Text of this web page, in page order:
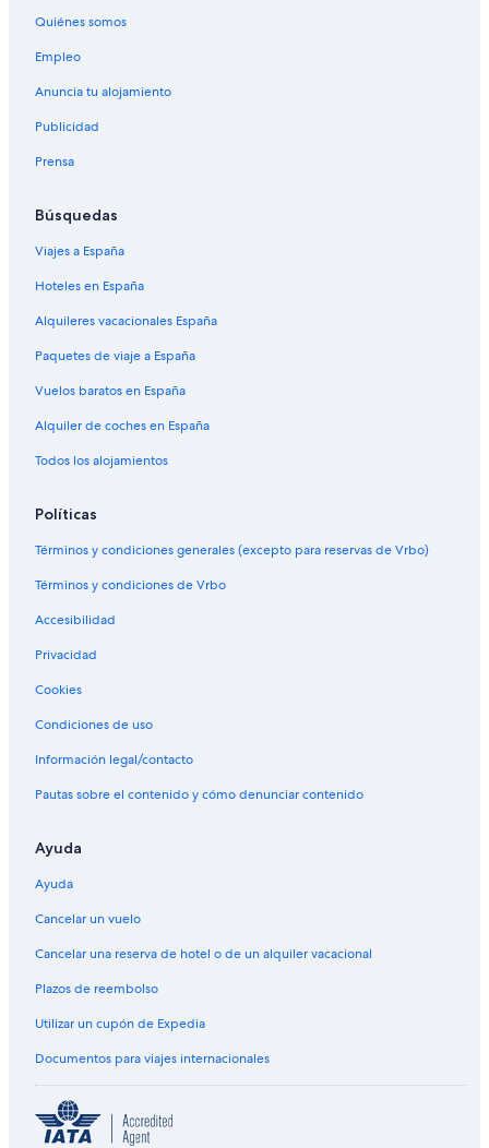
Quiénes somos
Empleo
Anuncia tu alojamiento
Publicidad
Prensa
Búsquedas
Viajes a España
Hoteles en España
Alquileres vacacionales España
Paquetes de viaje a España
Vuelos baratos en España
Alquiler de coches en España
Todos los alojamientos
Políticas
Términos y condiciones generales (excepto para reservas de Vrbo)
Términos y condiciones de Vrbo
Accesibilidad
Privacidad
Cookies
Condiciones de uso
Información legal/contacto
Pautas sobre el contenido y cómo denunciar contenido
Ayuda
Ayuda
Cancelar un vuelo
Cancelar una reserva de hotel o de un alquiler vacacional
Plazos de reembolso
Utilizar un cupón de Expedia
Documentos para viajes internacionales